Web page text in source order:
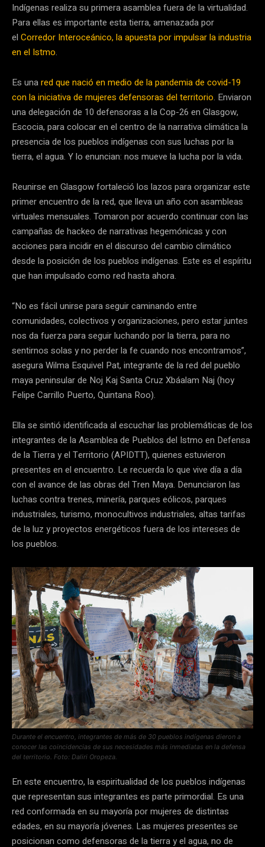
Indígenas realiza su primera asamblea fuera de la virtualidad.
Para ellas es importante esta tierra, amenazada por
el Corredor Interoceánico, la apuesta por impulsar la industria
en el Istmo.
Es unared que nació en medio de la pandemia de covid-19
con la iniciativa de mujeres defensoras del territorio. Enviaron
una delegación de 10 defensoras a la Cop-26 en Glasgow,
Escocia, para colocar en el centro de la narrativa climática la
presencia de los pueblos indígenas con sus luchas por la
tierra, el agua. Y lo enuncian: nos mueve la lucha por la vida.
Reunirse en Glasgow fortaleció los lazos para organizar este
primer encuentro de la red, que lleva un año con asambleas
virtuales mensuales. Tomaron por acuerdo continuar con las
campañas de hackeo de narrativas hegemónicas y con
acciones para incidir en el discurso del cambio climático
desde la posición de los pueblos indígenas. Este es el espíritu
que han impulsado como red hasta ahora.
“No es fácil unirse para seguir caminando entre
comunidades, colectivos y organizaciones, pero estar juntes
nos da fuerza para seguir luchando por la tierra, para no
sentirnos solas y no perder la fe cuando nos encontramos”,
asegura Wilma Esquivel Pat, integrante de la red del pueblo
maya peninsular de Noj Kaj Santa Cruz Xbáalam Naj (hoy
Felipe Carrillo Puerto, Quintana Roo).
Ella se sintió identificada al escuchar las problemáticas de los
integrantes de la Asamblea de Pueblos del Istmo en Defensa
de la Tierra y el Territorio (APIDTT), quienes estuvieron
presentes en el encuentro. Le recuerda lo que vive día a día
con el avance de las obras del Tren Maya. Denunciaron las
luchas contra trenes, minería, parques eólicos, parques
industriales, turismo, monocultivos industriales, altas tarifas
de la luz y proyectos energéticos fuera de los intereses de
los pueblos.
Durante el encuentro, integrantes de más de 30 pueblos indígenas dieron a
conocer las coincidencias de sus necesidades más inmediatas en la defensa
del territorio. Foto: Daliri Oropeza.
En este encuentro, la espiritualidad de los pueblos indígenas
que representan sus integrantes es parte primordial. Es una
red conformada en su mayoría por mujeres de distintas
edades, en su mayoría jóvenes. Las mujeres presentes se
posicionan como defensoras de la tierra y el agua, no de